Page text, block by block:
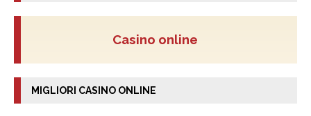
Casino online
MIGLIORI CASINO ONLINE